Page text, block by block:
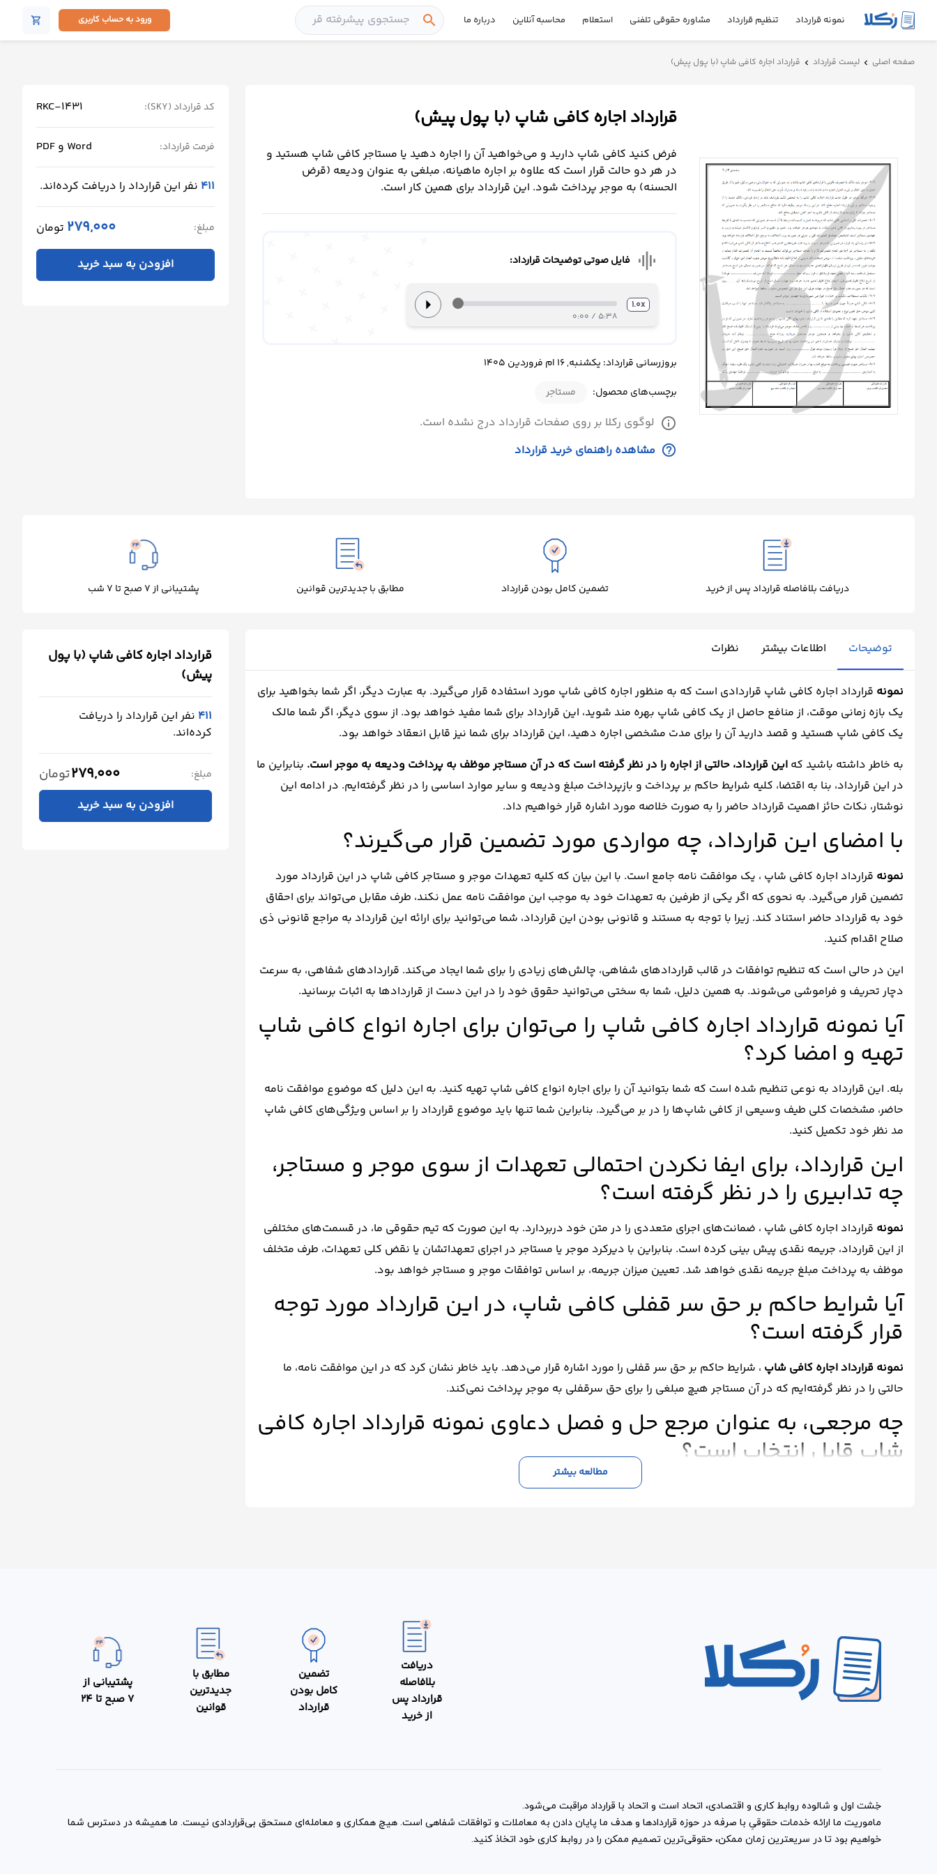
نمونه قرارداد تنظیم قرارداد مشاوره حقوقی تلفنی استعلام محاسبه آنلاین درباره ما search ورود به حساب کاربری shopping_cart
نمونه
صفحه اصلی chevron_left لیست قرارداد chevron_left قرارداد اجاره کافی شاپ (با پول پیش)
قرارداد اجاره کافی شاپ (با پول پیش)
فرض کنید کافی شاپ دارید و می‌خواهید آن را اجاره دهید یا مستاجر کافی شاپ هستید و
در هر دو حالت قرار است که علاوه بر اجاره ماهیانه، مبلغی به عنوان ودیعه (قرض
الحسنه) به موجر پرداخت شود. این قرارداد برای همین کار است.
graphic_eq فایل صوتی توضیحات قرارداد:
1.0x
5:38 / 0:00
arrow_right
بروزرسانی قرارداد: یکشنبه, 16 ام فروردین 1405
برچسب‌های محصول:
مستاجر
info لوگوی رکلا بر روی صفحات قرارداد درج نشده است.
help_outline مشاهده راهنمای خرید قرارداد
کد قرارداد (SKY): RKC-1431
فرمت قرارداد: Word و PDF
411 نفر این قرارداد را دریافت کرده‌اند.
مبلغ: 279,000 تومان
افزودن به سبد خرید
دریافت بلافاصله قرارداد پس از خرید تضمین کامل بودن قرارداد مطابق با جدیدترین قوانین پشتیبانی از 7 صبح تا 7 شب
توضیحات اطلاعات بیشتر نظرات
نمونه قرارداد اجاره کافی شاپ قراردادی است که به منظور اجاره کافی شاپ مورد استفاده قرار می‌گیرد. به عبارت دیگر، اگر شما بخواهید برای
یک بازه زمانی موقت، از منافع حاصل از یک کافی شاپ بهره مند شوید، این قرارداد برای شما مفید خواهد بود. از سوی دیگر، اگر شما مالک
یک کافی شاپ هستید و قصد دارید آن را برای مدت مشخصی اجاره دهید، این قرارداد برای شما نیز قابل انعقاد خواهد بود.
به خاطر داشته باشید که این قرارداد، حالتی از اجاره را در نظر گرفته است که در آن مستاجر موظف به پرداخت ودیعه به موجر است. بنابراین ما
در این قرارداد، بنا به اقتضا، کلیه شرایط حاکم بر پرداخت و بازپرداخت مبلغ ودیعه و سایر موارد اساسی را در نظر گرفته‌ایم. در ادامه این
نوشتار، نکات حائز اهمیت قرارداد حاضر را به صورت خلاصه مورد اشاره قرار خواهیم داد.
با امضای این قرارداد، چه مواردی مورد تضمین قرار می‌گیرند؟
نمونه قرارداد اجاره کافی شاپ ، یک موافقت نامه جامع است. با این بیان که کلیه تعهدات موجر و مستاجر کافی شاپ در این قرارداد مورد
تضمین قرار می‌گیرد. به نحوی که اگر یکی از طرفین به تعهدات خود به موجب این موافقت نامه عمل نکند، طرف مقابل می‌تواند برای احقاق
خود به قرارداد حاضر استناد کند. زیرا با توجه به مستند و قانونی بودن این قرارداد، شما می‌توانید برای ارائه این قرارداد به مراجع قانونی ذی
صلاح اقدام کنید.
این در حالی است که تنظیم توافقات در قالب قراردادهای شفاهی، چالش‌های زیادی را برای شما ایجاد می‌کند. قراردادهای شفاهی، به سرعت
دچار تحریف و فراموشی می‌شوند. به همین دلیل، شما به سختی می‌توانید حقوق خود را در این دست از قراردادها به اثبات برسانید.
آیا نمونه قرارداد اجاره کافی شاپ را می‌توان برای اجاره انواع کافی شاپ
تهیه و امضا کرد؟
بله. این قرارداد به نوعی تنظیم شده است که شما بتوانید آن را برای اجاره انواع کافی شاپ‌ تهیه کنید. به این دلیل که موضوع موافقت نامه
حاضر، مشخصات کلی طیف وسیعی از کافی شاپ‌ها را در بر می‌گیرد. بنابراین شما تنها باید موضوع قرارداد را بر اساس ویژگی‌های کافی شاپ
مد نظر خود تکمیل کنید.
این قرارداد، برای ایفا نکردن احتمالی تعهدات از سوی موجر و مستاجر،
چه تدابیری را در نظر گرفته است؟
نمونه قرارداد اجاره کافی شاپ ، ضمانت‌های اجرای متعددی را در متن خود دربردارد. به این صورت که تیم حقوقی ما، در قسمت‌های مختلفی
از این قرارداد، جریمه نقدی پیش بینی کرده است. بنابراین با دیرکرد موجر یا مستاجر در اجرای تعهداتشان یا نقض کلی تعهدات، طرف متخلف
موظف به پرداخت مبلغ جریمه نقدی خواهد شد. تعیین میزان جریمه، بر اساس توافقات موجر و مستاجر خواهد بود.
آیا شرایط حاکم بر حق سر قفلی کافی شاپ، در این قرارداد مورد توجه
قرار گرفته است؟
نمونه قرارداد اجاره کافی شاپ ، شرایط حاکم بر حق سر قفلی را مورد اشاره قرار می‌دهد. باید خاطر نشان کرد که در این موافقت نامه، ما
حالتی را در نظر گرفته‌ایم که در آن مستاجر هیچ مبلغی را برای حق سرقفلی به موجر پرداخت نمی‌کند.
چه مرجعی، به عنوان مرجع حل و فصل دعاوی نمونه قرارداد اجاره کافی
شاپ قابل انتخاب است؟
به طور کلی شما می‌توانید داوری یا دادگاه را برای پیگیری دعاوی ناشی از این قرارداد تعیین کنید. این امر به تصمیم و توافقات شما بستگی
حاضر، پس از امضای طرفین به مرحله اجرا در می‌آید. در این میان، امضای شهود تنها برای کسب تضمین بیشتر از قرارداد است. در واقع اگر
اشخاصی به عنوان شهود، قرارداد شما را امضا کنند، آن‌ها به عنوان شاهدان شما تلقی خواهند شد و می‌توانند برای شما در محاکم شهادت
دهند.
مطالعه بیشتر
قرارداد اجاره کافی شاپ (با پول
پیش)
411 نفر این قرارداد را دریافت
کرده‌اند.
مبلغ: 279,000تومان
افزودن به سبد خرید
دریافت
بلافاصله
قرارداد پس
از خرید
تضمین
کامل بودن
قرارداد
مطابق با
جدیدترین
قوانین
پشتیبانی از
7 صبح تا 24
خِشت اول و شالوده روابط کاری و اقتصادی، اتحاد است و اتحاد با قرارداد مراقبت می‌شود.
ماموریت ما ارائه خدمات حقوقیِ با صرفه در حوزه قراردادها و هدف ما پایان دادن به معاملات و توافقات شفاهی است. هیچ همکاری و معامله‌ای مستحق بی‌قراردادی نیست. ما همیشه در دسترس شما
خواهیم بود تا در سریعترین زمان ممکن، حقوقی‌ترین تصمیم ممکن را در روابط کاری خود اتخاذ کنید.